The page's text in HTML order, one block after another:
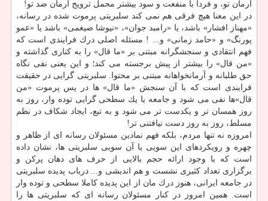
آرمان تو، و فردا با منفعت و سود بیشتر محمل ترویج آرمان ضد تو!
در این معنا هیچ فرقی هم نمی كند سلبریتی پرموت شده در رسانه،
«مهناز افشار» باشد، یا «رامبد جوان»، «نیوشا ضیغمی» باشد یا «عمو
پورنگ» و «حامد زمانی» و... ! مسئله اصلی درك فرایندی است كه
فهم انتقادی و سنجشگرانه مبتنی بر «ما قال» را به كناری گذاشته و
«من قال» را بیشتر از پیش برجسته می كند؛ و این یعنی نفی نگاه
حق طلبانه و آرمانخواهانه مبتنی بر محتوا. سلبریتی گرایی در حقیقت
فرایندی است كه با آن سنجش «ما قال» ها در پس پرموت «من
قال»ها نفی می شود و جامعه با یك سطحی گرایی توده وار، روز به
روز همسان تر و یكدست تر می شود و به تبع، ایجاد شكاف در نظم
مسلط، روز به روز دست نیافتنی تر!
امروزه نه تنها مردم، بلكه فهم نمادین مسئولان رسانه ای از ظاهر و
چهره و رویكردهای این سویی یا آن سویی سلبریتی ها، نشان داده
است كه با وجود ارائه حجم بالایی از حرف های دهان پركن و
برگزاری تعداد كثیری نشست و هم اندیشی و... درباب پدیده سلبریتی
در جامعه ایرانی، هنوز درك مان از این پدیده كاملا سطحی و توده وار
است. همین امروز در كنار مسئولان رسانه ای كه سلبریتی ها را